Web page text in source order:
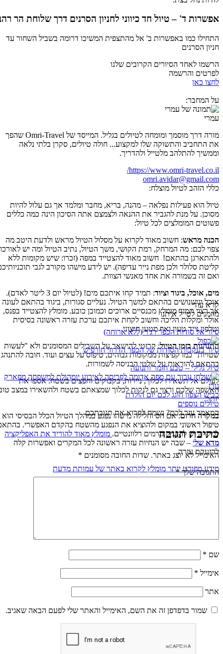
אפשרות ד' – טיול חד כיווני לחניון הסרנים דרך שלוחת הר רהב
התחילו כמו באפשרות ב' אל מהתצפית המשיכו דרומה בשביל השחור עד
חניון הסרנים
הרשמו לאחד הסיורים הקרובים שלנו
לפרטים והרשמה
לחצו כאן
על המחבר:
עמרי
מורה דרך מוסמך ומומחה לטיולים בגליל. המייסד של Omri-Travel שהפך
את התחביב והתשוקה שלו למקצוע... חולה טיולים, סקרן בלתי נלאה
וממשיך להתלהב מלטייל ולהדריך.
https://www.omri-travel.co.il/
omri.avidar@gmail.com
כללי הזהב לטיול מוצלח:
טיול הוא פעילות נפלאה – מהנה, בריא, מחבר ומלמד אך גם עלול להיות
מסוכן. על מנת להגביר את ההנאה ולצמצם אתה הסיכון הינה כמה כללים
פשוטים המומלצים לכל טיול:
הכנה מראש: חשוב מאוד לקרוא על מסלול הטיול מראש ולדעת היטב מה
צפוי לכם: מה המרחק, רמת הקושי, משך הטיול, נתיב הטיול ומה יש לאורכו
ולהתארגן בהתאם! חשוב מאוד להצטייד במפה (זכרו: שיש מקומות ללא
קליטת סלולר ולכן מפת נייר עדיפה). יש לידע מישהו מקורב לגבי תוכניותיכם
ואם זה בשמורה את אחד מאנשי הצוות.
מים, אוכל, ביגוד וציוד
: תמיד קחו איתכם מים! (לטיול יום 3 ליטר לאדם).
אוכל ונישנושים בהתאם למשך הטיול. נעליים סגורות, ביגוד בהתאם לעונה
אך רצוי תמיד מומלץ מכנסיים ארוכים וכמובן כובע. מומלץ להצטייד בפנס,
אולר ומקלות הליכה וחשוב לקחת איתכם ערכת עזרה ראשונה בסיסית
וטלפון נייד טעון ואף מטען חיצוני.
התנהגות בזמן הטיול: קריטי להישאר על השבילים המסומנים ולא "לעשות
שטויות" כמו קפיצות ממקומות גבוהים, טיפוס על עצים ועוד. חובה להתנהג
בהתאם להוראות על שלטי הכניסה לשמורות.
לעולם אל תשאירו לכלוך, ניירות, בקבוקים וחפצים בשטח. אספו את
האשפה שלכם ורצוי גם לנקות לכלוך שמצאתם בשטח ולהשאירו במצב טוב
יותר.
במקרה חרום: אם חס וחלילה מישהו נפגע במהלך הטיול הכלל הבסיסי הוא
טיפול ראשוני במקום ולהוציא את הנפגע מהשטח בהקדם האפשרי. בהתאם
למקרה יש להזעיק גורמים רלוונטיים. מומלץ מאוד להוריד את האפליקציה
מדא שלי– שבה יש הנחיות עזרה ראשונה לכל המקרים ואפשרות קלה
להזעקת עזרה.
מידע מפורט יותר מומלץ לקרוא באתר של עמותת מדעת
קרא עוד
מוזמנים לטייל איתנו
סיור אל סודות הכפר רג'ר (ללא ארוחה)
סיור בעקבות הסודות של הכפר הדרוזי חורפיש
טיול גלילי – טבע חומר ותנועה
כביש הצפון חוגג לכם יום הולדת
טיולים נוספים
המאמר עזר לכם? נשמח לקרוא את תגובתכם
כתיבת תגובה
האימייל לא יוצג באתר. שדות החובה מסומנים*
התגובה שלך*
שם*
אימייל*
אתר
שמור בדפדפן זה את השם, האימייל והאתר שלי לפעם הבאה שאגיב.